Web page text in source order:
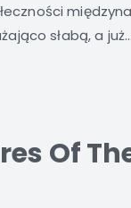
słabą, a już...
Of